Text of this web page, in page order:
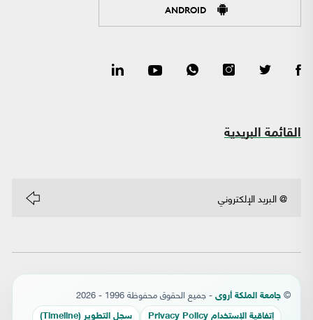
ANDROID
القائمة البريدية
© جامعة الملكة أروى - جميع الحقوق محفوظة 1996 - 2026
إتفاقية الإستخدام Privacy Policy سجل التطوير (Timeline)